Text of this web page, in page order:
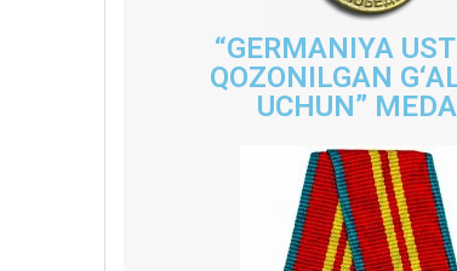
“GERMANIYA
QOZONILGAN
UCHUN”